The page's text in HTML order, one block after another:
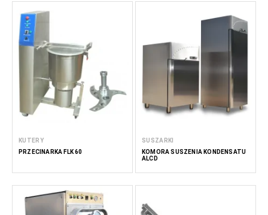
KUTERY
PRZECINARKA FLK 60
SUSZARKI
KOMORA SUSZENIA KONDENSATU
ALCD